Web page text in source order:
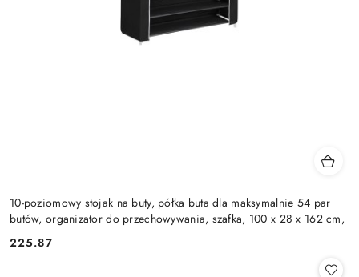
10-poziomowy stojak na buty, półka buta dla maksymalnie 54 par
butów, organizator do przechowywania, szafka, 100 x 28 x 162 cm,
Cena:
225.87